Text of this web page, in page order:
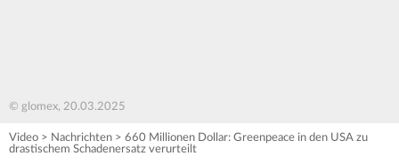
© glomex, 20.03.2025
Video > Nachrichten > 660 Millionen Dollar: Greenpeace in den USA zu
drastischem Schadenersatz verurteilt